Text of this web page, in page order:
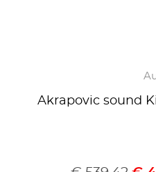
Akrapovic sound